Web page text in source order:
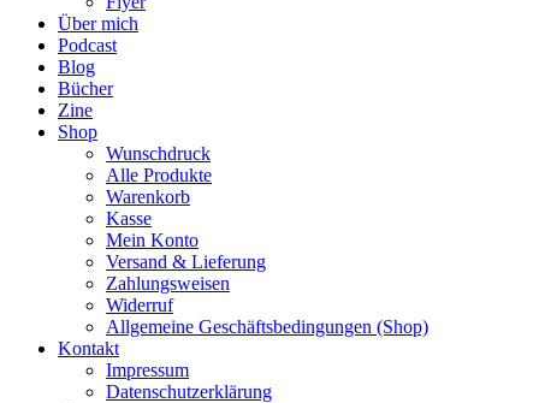
Über mich
Podcast
Blog
Bücher
Zine
Shop
Wunschdruck
Alle Produkte
Warenkorb
Kasse
Mein Konto
Versand & Lieferung
Zahlungsweisen
Widerruf
Allgemeine Geschäftsbedingungen (Shop)
Kontakt
Impressum
Datenschutzerklärung